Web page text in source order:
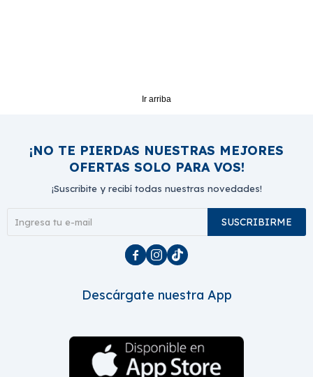
Ir arriba
¡NO TE PIERDAS NUESTRAS MEJORES
OFERTAS SOLO PARA VOS!
¡Suscribite y recibí todas nuestras novedades!
SUSCRIBIRME
  
Descárgate nuestra App